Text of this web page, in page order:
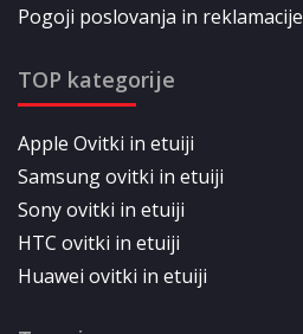
Pogoji poslovanja in reklamacije
TOP kategorije
Apple Ovitki in etuiji
Samsung ovitki in etuiji
Sony ovitki in etuiji
HTC ovitki in etuiji
Huawei ovitki in etuiji